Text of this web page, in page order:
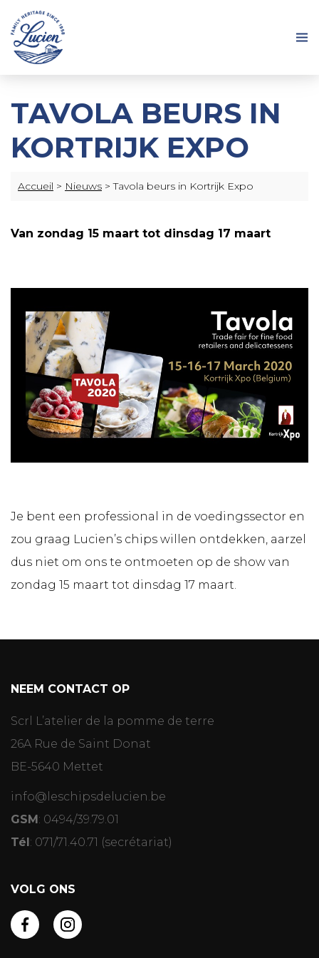
TAVOLA BEURS IN
KORTRIJK EXPO
Accueil > Nieuws >Tavola beurs in Kortrijk Expo
Van zondag 15 maart tot dinsdag 17 maart
Je bent een professional in de voedingssector en
zou graag Lucien’s chips willen ontdekken, aarzel
dus niet om ons te ontmoeten op de show van
zondag 15 maart tot dinsdag 17 maart.
NEEM CONTACT OP
Scrl L’atelier de la pomme de terre
26A Rue de Saint Donat
BE-5640 Mettet
info@leschipsdelucien.be
GSM: 0494/39.79.01
Tél: 071/71.40.71 (secrétariat)
VOLG ONS